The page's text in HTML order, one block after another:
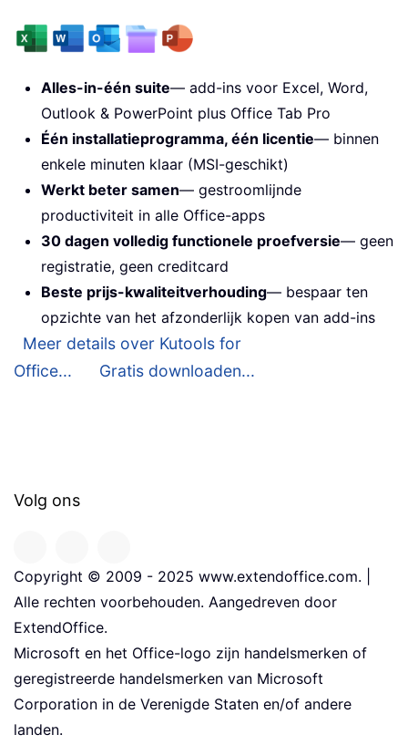
Alles-in-één suite— add-ins voor Excel, Word,
Outlook & PowerPoint plus Office Tab Pro
Één installatieprogramma, één licentie— binnen
enkele minuten klaar (MSI-geschikt)
Werkt beter samen— gestroomlijnde
productiviteit in alle Office-apps
30 dagen volledig functionele proefversie— geen
registratie, geen creditcard
Beste prijs-kwaliteitverhouding— bespaar ten
opzichte van het afzonderlijk kopen van add-ins
Meer details over Kutools for
Office...
Gratis downloaden...
Volg ons
Copyright © 2009 - 2025 www.extendoffice.com. |
Alle rechten voorbehouden. Aangedreven door
ExtendOffice.
Microsoft en het Office-logo zijn handelsmerken of
geregistreerde handelsmerken van Microsoft
Corporation in de Verenigde Staten en/of andere
landen.